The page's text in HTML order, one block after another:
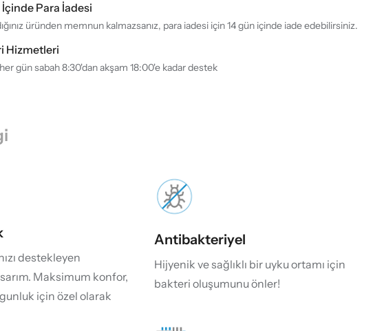
İçinde Para İadesi
üründen memnun kalmazsanız, para iadesi için 14 gün içinde iade edebilirsiniz.
Hizmetleri
gün sabah 8:30'dan akşam 18:00'e kadar destek
destekleyen
Maksimum konfor,
için özel olarak
Antibakteriyel
Hijyenik ve sağlıklı bir uyku ortamı için
bakteri oluşumunu önler!